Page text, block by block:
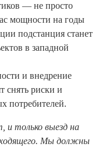
— не просто
мощности на годы
подстанция станет
в западной
и внедрение
снять риски и
потребителей.
и только выезд на
Мы должны